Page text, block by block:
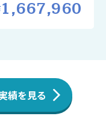
1,667,960
績を見る